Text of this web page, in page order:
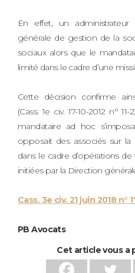
En effet, un
générale de gestion de la
sociaux alors que le
limité dans le cadre d’une
Cette décision confirme
(Cass. 1e civ. 17-10-2012 n°
mandataire ad hoc
opposait des associés sur
dans le cadre d’opérations
initiées par la Direction
Cass. 3e civ. 21 juin 2018 n°
PB Avocats
Cet article vous a